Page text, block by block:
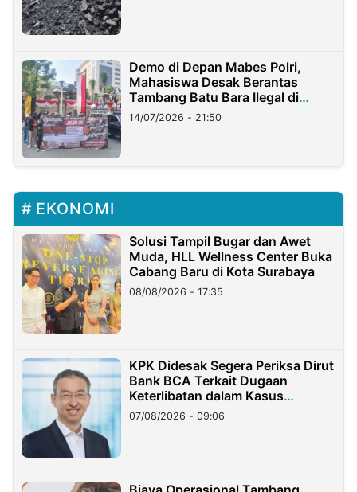
Demo di Depan Mabes Polri,
Mahasiswa Desak Berantas
Tambang Batu Bara Ilegal di
Lampung
14/07/2026 - 21:50
EKONOMI
Solusi Tampil Bugar dan Awet
Muda, HLL Wellness Center Buka
Cabang Baru di Kota Surabaya
08/08/2026 - 17:35
KPK Didesak Segera Periksa Dirut
Bank BCA Terkait Dugaan
Keterlibatan dalam Kasus
Hilangnya Dana Nasabah Rp2,58
Miliar
07/08/2026 - 09:06